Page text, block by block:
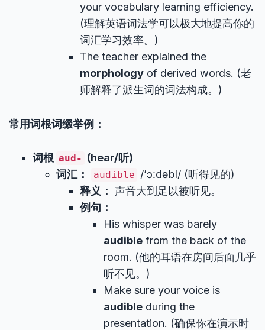
your vocabulary learning efficiency.
(理解英语词法学可以极大地提高你的
词汇学习效率。)
The teacher explained the
morphology of derived words. (老
师解释了派生词的词法构成。)
常用词根词缀举例：
词根 aud- (hear/听)
词汇：
audible /’ɔːdəbl/ (听得见的)
释义：
声音大到足以被听见。
例句：
His whisper was barely
audible from the back of the
room. (他的耳语在房间后面几乎
听不见。)
Make sure your voice is
audible during the
presentation. (确保你在演示时